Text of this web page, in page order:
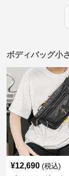
ボディバッグ小
¥12,690 (税込)